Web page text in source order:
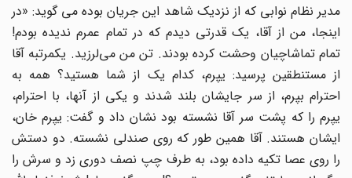
مدیر نظام نوابی که از نزدیک شاهد این جریان بوده می گوید: «در
اینجا، من از آقا، یک قدرتی دیدم که در تمام عمرم ندیده بودم!
تمام تماشاچیان وحشت کرده بودند. تن من می‌لرزید. یکمرتبه آقا
از مستنطقین پرسید: یپرم، کدام یک از شما هستید؟ همه به
احترام بپرم، از سر جایشان بلند شدند و یکی از آنها، با احترام،
یپرم را که پشت سر آقا نشسته بود نشان داد و گفت: یپرم خان،
ایشان هستند. آقا همین طور که روی صندلی نشسته. دو دستش
را روی عصا تکیه داده بود، به طرف چپ نصف دوری زد و سرش را